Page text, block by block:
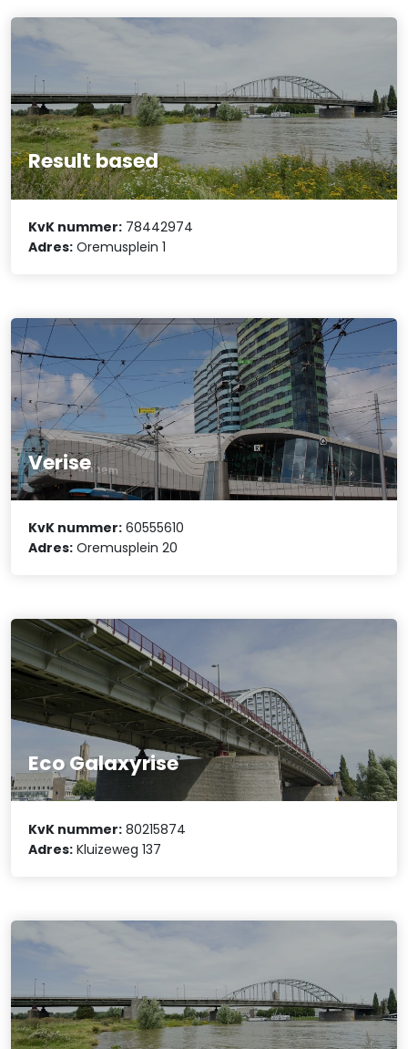
Result based
KvK nummer: 78442974
Adres: Oremusplein 1
Verise
KvK nummer: 60555610
Adres: Oremusplein 20
Eco Galaxyrise
KvK nummer: 80215874
Adres: Kluizeweg 137